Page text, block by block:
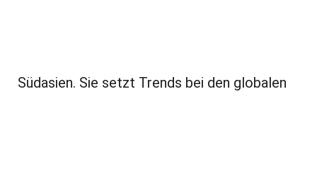
Südasien. Sie setzt Trends bei den globalen